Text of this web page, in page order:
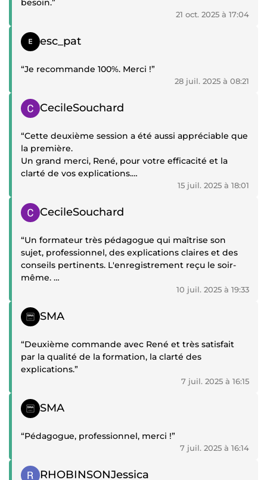
besoin.”
21 oct. 2025 à 17:04
Témoignage positif
esc_pat
“Je recommande 100%. Merci !”
28 juil. 2025 à 08:21
Témoignage positif
CecileSouchard
“Cette deuxième session a été aussi appréciable que
la première.
Un grand merci, René, pour votre efficacité et la
clarté de vos explications.
J'aurai sûrement besoin de faire appel à vous pour
15 juil. 2025 à 18:01
Témoignage positif
CecileSouchard
“Un formateur très pédagogue qui maîtrise son
sujet, professionnel, des explications claires et des
conseils pertinents. L'enregistrement reçu le soir-
même.
Je ne peux que recommander cette formation / ce
10 juil. 2025 à 19:33
Témoignage positif
SMA
“Deuxième commande avec René et très satisfait
par la qualité de la formation, la clarté des
explications.”
7 juil. 2025 à 16:15
Témoignage positif
SMA
“Pédagogue, professionnel, merci !”
7 juil. 2025 à 16:14
Témoignage positif
RHOBINSONJessica